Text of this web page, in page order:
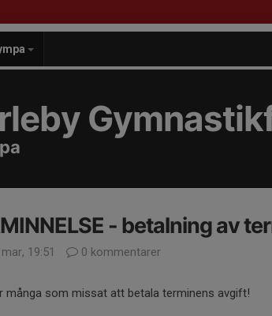
- betalning av
19:51
0 kommentarer
många som missat att betala terminens avgift!